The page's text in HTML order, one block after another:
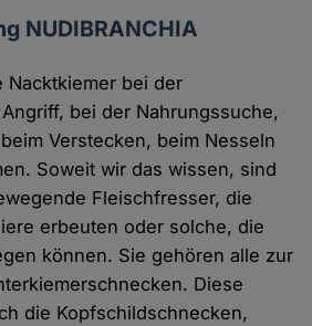
NUDIBRANCHIA
Nacktkiemer bei der
bei der Nahrungssuche,
Verstecken, beim Nesseln
Soweit wir das wissen, sind
Fleischfresser, die
erbeuten oder solche, die
können. Sie gehören alle zur
Diese
die Kopfschildschnecken,